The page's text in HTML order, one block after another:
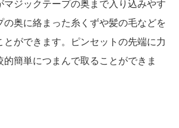
マジックテープの奥まで入り込みやす
の奥に絡まった糸くずや髪の毛などを
とができます。ピンセットの先端に力
的簡単につまんで取ることができま